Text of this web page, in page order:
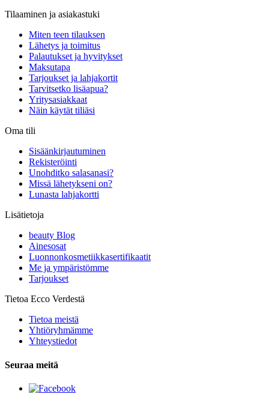
Tilaaminen ja asiakastuki
Miten teen tilauksen
Lähetys ja toimitus
Palautukset ja hyvitykset
Maksutapa
Tarjoukset ja lahjakortit
Tarvitsetko lisäapua?
Yritysasiakkaat
Näin käytät tiliäsi
Oma tili
Sisäänkirjautuminen
Rekisteröinti
Unohditko salasanasi?
Missä lähetykseni on?
Lunasta lahjakortti
Lisätietoja
beauty Blog
Ainesosat
Luonnonkosmetiikkasertifikaatit
Me ja ympäristömme
Tarjoukset
Tietoa Ecco Verdestä
Tietoa meistä
Yhtiöryhmämme
Yhteystiedot
Seuraa meitä